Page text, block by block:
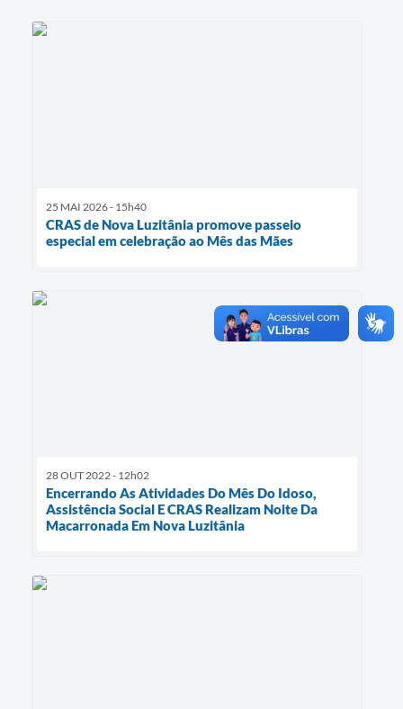
25 MAI 2026 - 15h40
CRAS de Nova Luzitânia promove passeio
especial em celebração ao Mês das Mães
28 OUT 2022 - 12h02
Encerrando As Atividades Do Mês Do Idoso,
Assistência Social E CRAS Realizam Noite Da
Macarronada Em Nova Luzitânia